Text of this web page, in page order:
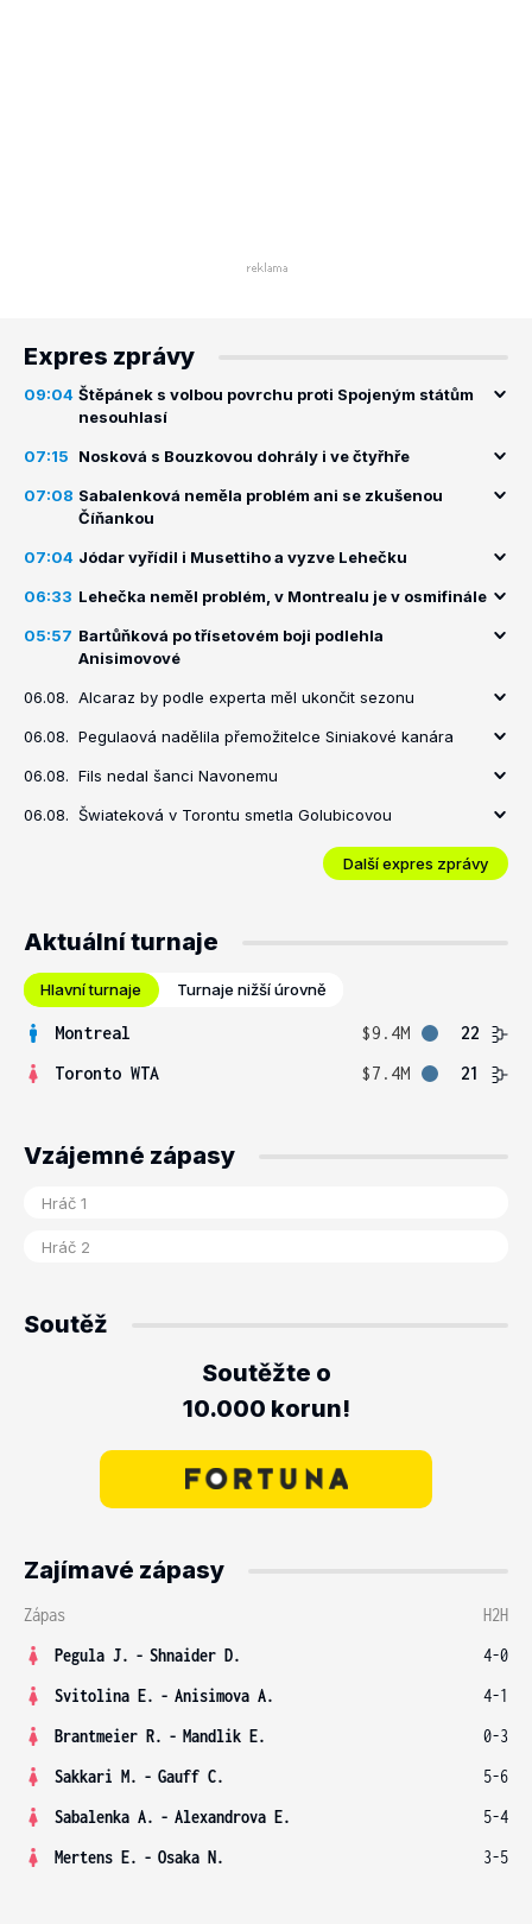
Expres zprávy
09:04 Štěpánek s volbou povrchu proti Spojeným státům
nesouhlasí
07:15 Nosková s Bouzkovou dohrály i ve čtyřhře
07:08 Sabalenková neměla problém ani se zkušenou
Číňankou
07:04 Jódar vyřídil i Musettiho a vyzve Lehečku
06:33 Lehečka neměl problém, v Montrealu je v osmifinále
05:57 Bartůňková po třísetovém boji podlehla
Anisimovové
06.08. Alcaraz by podle experta měl ukončit sezonu
06.08. Pegulaová nadělila přemožitelce Siniakové kanára
06.08. Fils nedal šanci Navonemu
06.08. Šwiateková v Torontu smetla Golubicovou
Další expres zprávy
Aktuální turnaje
Hlavní turnaje Turnaje nižší úrovně
Montreal $9.4M
22
Toronto WTA
$7.4M 21
Vzájemné zápasy
Soutěž
Soutěžte o
10.000 korun!
Zajímavé zápasy
Zápas
H2H
Pegula J. - Shnaider D.
4-0
Svitolina E. - Anisimova A.
4-1
Brantmeier R. - Mandlik E.
0-3
Sakkari M. - Gauff C.
5-6
Sabalenka A. - Alexandrova E.
5-4
Mertens E. - Osaka N. 3-5